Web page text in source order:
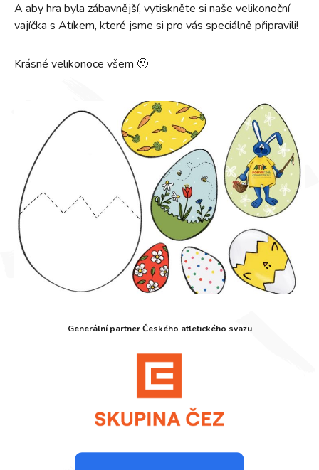
A aby hra byla zábavnější, vytiskněte si naše velikonoční
vajíčka s Atíkem, které jsme si pro vás speciálně připravili!
Krásné velikonoce všem 🙂
Generální partner Českého atletického svazu